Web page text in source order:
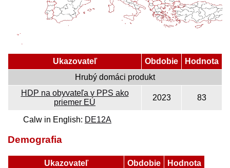
Ukazovateľ Obdobie
Hodnota
Hrubý domáci produkt
HDP na obyvateľa v PPS ako
priemer EÚ
2023 83
Calw in English: DE12A
Demografia
Ukazovateľ Obdobie
Hodnota